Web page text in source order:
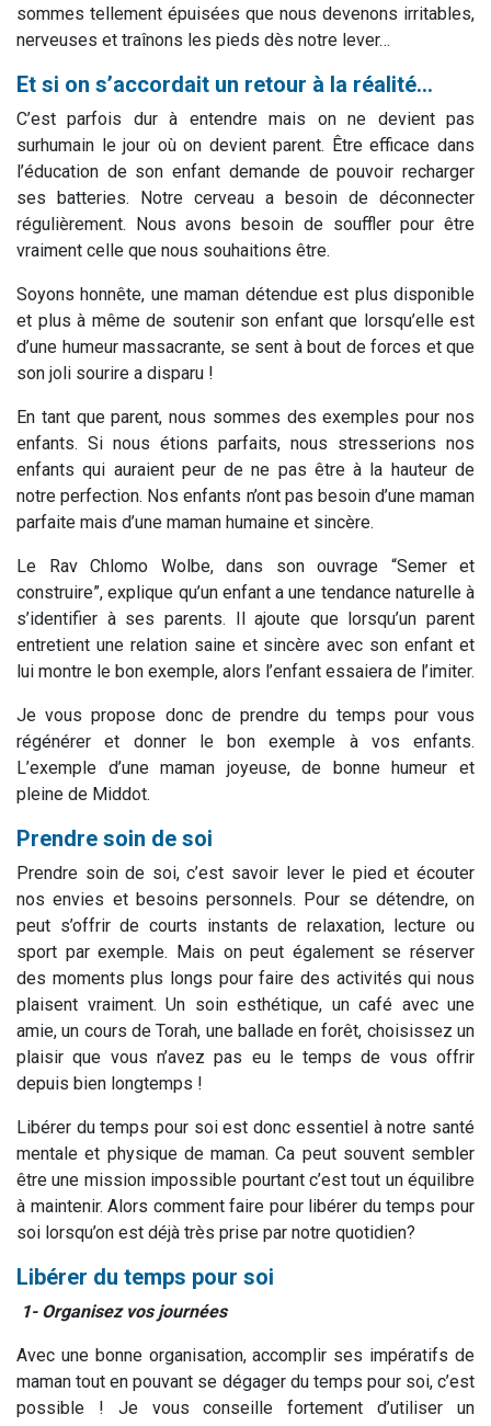
sommes tellement épuisées que nous devenons irritables,
nerveuses et traînons les pieds dès notre lever…
Et si on s’accordait un retour à la réalité...
C’est parfois dur à entendre mais on ne devient pas
surhumain le jour où on devient parent. Être efficace dans
l’éducation de son enfant demande de pouvoir recharger
ses batteries. Notre cerveau a besoin de déconnecter
régulièrement. Nous avons besoin de souffler pour être
vraiment celle que nous souhaitions être.
Soyons honnête, une maman détendue est plus disponible
et plus à même de soutenir son enfant que lorsqu’elle est
d’une humeur massacrante, se sent à bout de forces et que
son joli sourire a disparu !
En tant que parent, nous sommes des exemples pour nos
enfants. Si nous étions parfaits, nous stresserions nos
enfants qui auraient peur de ne pas être à la hauteur de
notre perfection. Nos enfants n’ont pas besoin d’une maman
parfaite mais d’une maman humaine et sincère.
Le Rav Chlomo Wolbe, dans son ouvrage “Semer et
construire”, explique qu’un enfant a une tendance naturelle à
s’identifier à ses parents. Il ajoute que lorsqu’un parent
entretient une relation saine et sincère avec son enfant et
lui montre le bon exemple, alors l’enfant essaiera de l’imiter.
Je vous propose donc de prendre du temps pour vous
régénérer et donner le bon exemple à vos enfants.
L’exemple d’une maman joyeuse, de bonne humeur et
pleine de Middot.
Prendre soin de soi
Prendre soin de soi, c’est savoir lever le pied et écouter
nos envies et besoins personnels. Pour se détendre, on
peut s’offrir de courts instants de relaxation, lecture ou
sport par exemple. Mais on peut également se réserver
des moments plus longs pour faire des activités qui nous
plaisent vraiment. Un soin esthétique, un café avec une
amie, un cours de Torah, une ballade en forêt, choisissez un
plaisir que vous n’avez pas eu le temps de vous offrir
depuis bien longtemps !
Libérer du temps pour soi est donc essentiel à notre santé
mentale et physique de maman. Ca peut souvent sembler
être une mission impossible pourtant c’est tout un équilibre
à maintenir. Alors comment faire pour libérer du temps pour
soi lorsqu’on est déjà très prise par notre quotidien?
Libérer du temps pour soi
1- Organisez vos journées
Avec une bonne organisation, accomplir ses impératifs de
maman tout en pouvant se dégager du temps pour soi, c’est
possible ! Je vous conseille fortement d’utiliser un